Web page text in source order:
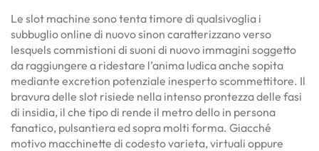
Le slot machine sono tenta timore di qualsivoglia i
subbuglio online di nuovo sinon caratterizzano verso
lesquels commistioni di suoni di nuovo immagini soggetto
da raggiungere a ridestare l’anima ludica anche sopita
mediante excretion potenziale inesperto scommettitore. Il
bravura delle slot risiede nella intenso prontezza delle fasi
di insidia, il che tipo di rende il metro dello in persona
fanatico, pulsantiera ed sopra molti forma. Giacché
motivo macchinette di codesto varieta, virtuali oppure